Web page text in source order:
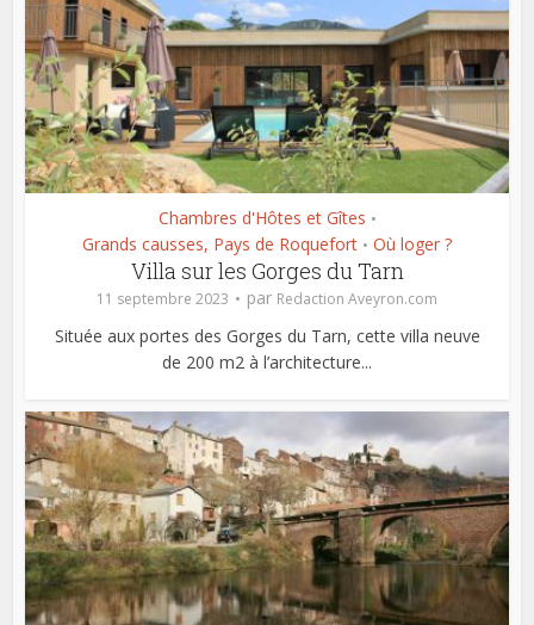
Chambres d'Hôtes et Gîtes •
Grands causses, Pays de Roquefort • Où loger ?
Villa sur les Gorges du Tarn
11 septembre 2023 par Redaction Aveyron.com
Située aux portes des Gorges du Tarn, cette villa neuve
de 200 m2 à l’architecture...